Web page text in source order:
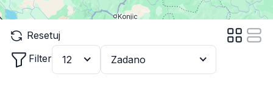
Resetuj
Filter
12 Zadano